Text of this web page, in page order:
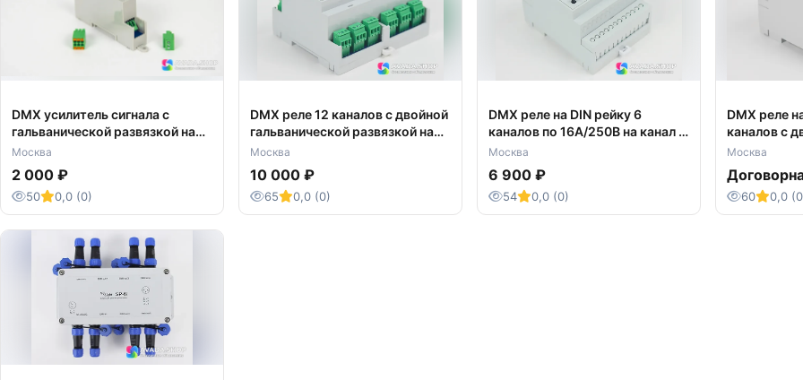
DMX усилитель сигнала с
гальванической развязкой на
DIN рейку
Москва
2 000 ₽
50 0,0 (0)
DMX реле 12 каналов с двойной
гальванической развязкой на
DIN рейку
Москва
10 000 ₽
65 0,0 (0)
DMX реле на DIN рейку 6
каналов по 16А/250В на канал с
гальванической развязкой
Москва
6 900 ₽
54 0,0 (0)
DMX реле
каналов с
Москва
60 0,0